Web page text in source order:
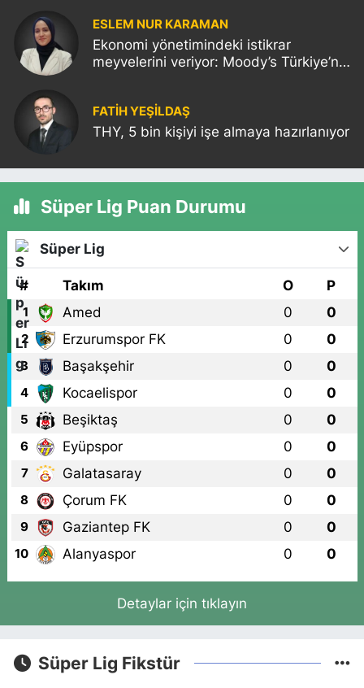
ESLEM NUR KARAMAN
Ekonomi yönetimindeki istikrar
meyvelerini veriyor: Moody’s Türkiye’nin
FATIH YEŞİLDAŞ
THY, 5 bin kişiyi işe almaya hazırlanıyor
Süper Lig Puan Durumu
Süper Lig
# Takım O P
1 Amed 0 0
2 Erzurumspor FK 0 0
3 Başakşehir 0 0
4 Kocaelispor 0 0
5 Beşiktaş 0 0
6 Eyüpspor 0 0
7 Galatasaray 0 0
8 Çorum FK 0 0
9 Gaziantep FK 0 0
10 Alanyaspor 0 0
Detaylar için tıklayın
Süper Lig Fikstür